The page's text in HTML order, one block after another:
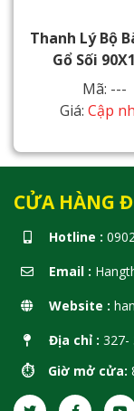
Thanh Lý Bộ
Gổ Sối
Mã: ---
Giá: Cập
CỬA HÀNG
Hotline :
Email :
Website :
Địa chỉ : 327-
⏱️ Giờ mở cửa: